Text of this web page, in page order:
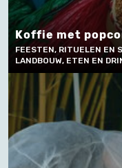
Koffie met
FEESTEN, RITUELEN EN
LANDBOUW, ETEN EN